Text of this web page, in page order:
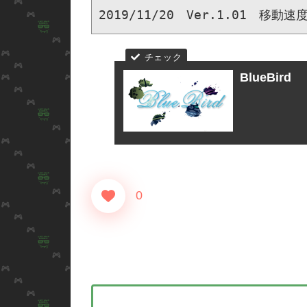
2019/11/20　Ver.1.01　移動速度
BlueBird
0